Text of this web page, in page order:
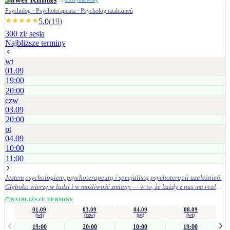
Psycholog · Psychoterapeuta · Psycholog uzależnień
5.0(19)
300 zl/ sesja
Najbliższe terminy
wt
01.09
19:00
20:00
czw
03.09
20:00
pt
04.09
10:00
11:00
Jestem psychologiem, psychoterapeutą i specjalistą psychoterapii uzależnień.
Głęboko wierzę w ludzi i w możliwość zmiany — w to, że każdy z nas ma realny
wpływ na swoje życie, wystarczy w to uwierzyć i konsekwentnie działać w
(alkohol, hazard, seksualność, media społecznościowe), • depresją, nerwicą,
zaburzeniami lękowymi i stresem, • zespołem stresu pourazowego (PTSD). Sesje
NAJBLIŻSZE TERMINY
01.09
(wt)
19:00
03.09
(czw)
20:00
04.09
(pt)
10:00
08.09
(wt)
19:00